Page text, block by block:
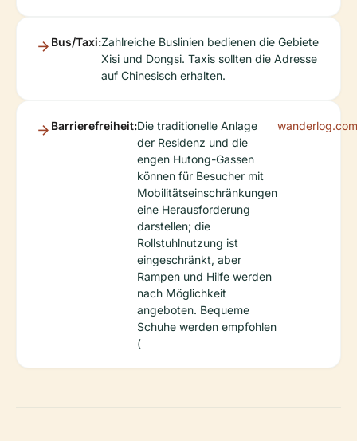
Bus/Taxi:Zahlreiche Buslinien bedienen die Gebiete
Xisi und Dongsi. Taxis sollten die Adresse
auf Chinesisch erhalten.
Barrierefreiheit:Die traditionelle Anlage
der Residenz und die
engen Hutong-Gassen
können für Besucher mit
Mobilitätseinschränkungen
eine Herausforderung
darstellen; die
Rollstuhlnutzung ist
eingeschränkt, aber
Rampen und Hilfe werden
nach Möglichkeit
angeboten. Bequeme
Schuhe werden empfohlen
(
wanderlog.com